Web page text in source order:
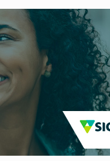
de menina
empresas
área recuperado
natural da Terra
no Centro de
cadeias da